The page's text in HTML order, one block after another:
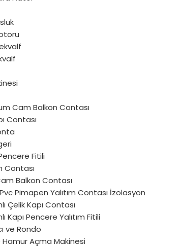
Cam Balkon Contası
Contası
Fitili
Contası
Balkon Contası
Pimapen Yalıtım Contası İzolasyon
Çelik Kapı Contası
Kapı Pencere Yalıtım Fitili
ve Rondo
Hamur Açma Makinesi